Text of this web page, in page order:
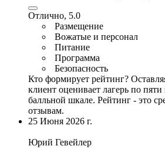
Отлично, 5.0
Размещение
Вожатые и персонал
Питание
Программа
Безопасность
Кто формирует рейтинг?
клиент оценивает лагерь по
балльной шкале. Рейтинг - это
отзывам.
25 Июня 2026 г.
Юрий Гевейлер